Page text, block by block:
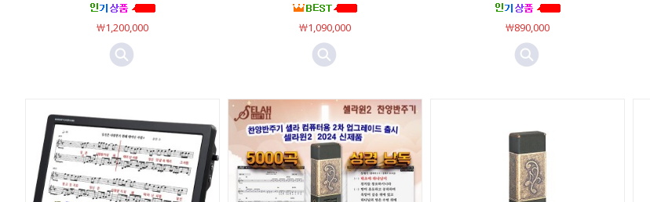
￦1,200,000 ￦1,090,000 ￦890,000